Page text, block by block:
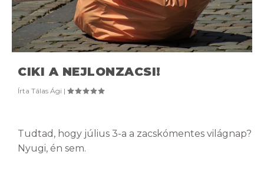
CIKI A NEJLONZACSI!
Írta Tálas Ági |
Tudtad, hogy július 3-a a zacskómentes világnap?
Nyugi, én sem.